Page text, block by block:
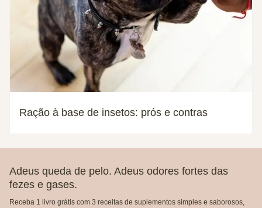
Ração à base de insetos: prós e contras
Adeus queda de pelo. Adeus odores fortes das
fezes e gases.
Receba 1 livro grátis com 3 receitas de suplementos simples e saborosos,